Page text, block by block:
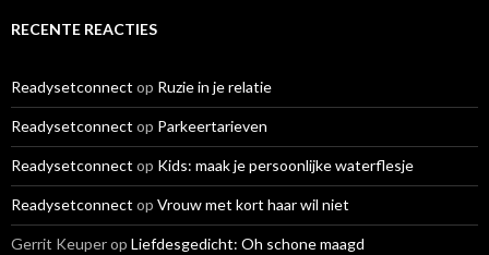
RECENTE REACTIES
Readysetconnect op Ruzie in je relatie
Readysetconnect op Parkeertarieven
Readysetconnect op Kids: maak je persoonlijke waterflesje
Readysetconnect op Vrouw met kort haar wil niet
Gerrit Keuperop Liefdesgedicht: Oh schone maagd